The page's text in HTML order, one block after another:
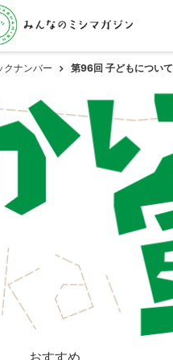
クナンバー 第96回 子どもについて
おすすめ